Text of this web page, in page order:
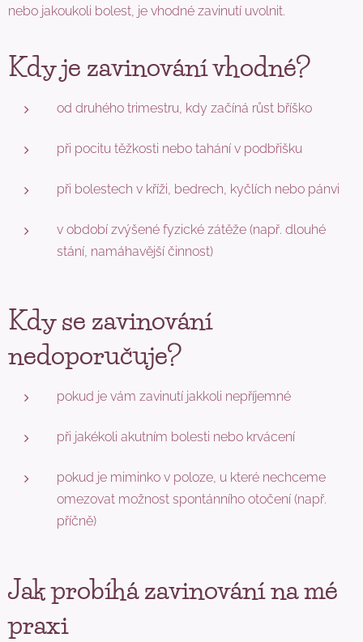
nebo jakoukoli bolest, je vhodné zavinutí uvolnit.
Kdy je zavinování vhodné?
od druhého trimestru, kdy začíná růst bříško
při pocitu těžkosti nebo tahání v podbřišku
při bolestech v kříži, bedrech, kyčlích nebo pánvi
v období zvýšené fyzické zátěže (např. dlouhé
stání, namáhavější činnost)
Kdy se zavinování
nedoporučuje?
pokud je vám zavinutí jakkoli nepříjemné
při jakékoli akutním bolesti nebo krvácení
pokud je miminko v poloze, u které nechceme
omezovat možnost spontánního otočení (např.
příčně)
Jak probíhá zavinování na mé
praxi